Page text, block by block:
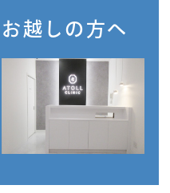
お越しの方へ